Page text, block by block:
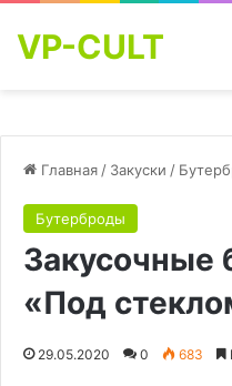
VP-CULT
Главная / Закуски /
Бутерброды
Закусочные
«Под
29.05.2020 0 683